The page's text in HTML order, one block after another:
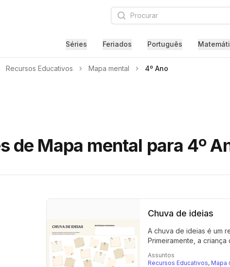
Procurar
Séries Feriados Português
Recursos Educativos Mapa mental 4º Ano
de Mapa mental para 4º
Chuva de ideias
A chuva de ideias é um
Primeiramente, a
Assuntos
Recursos Educativos, Mapa